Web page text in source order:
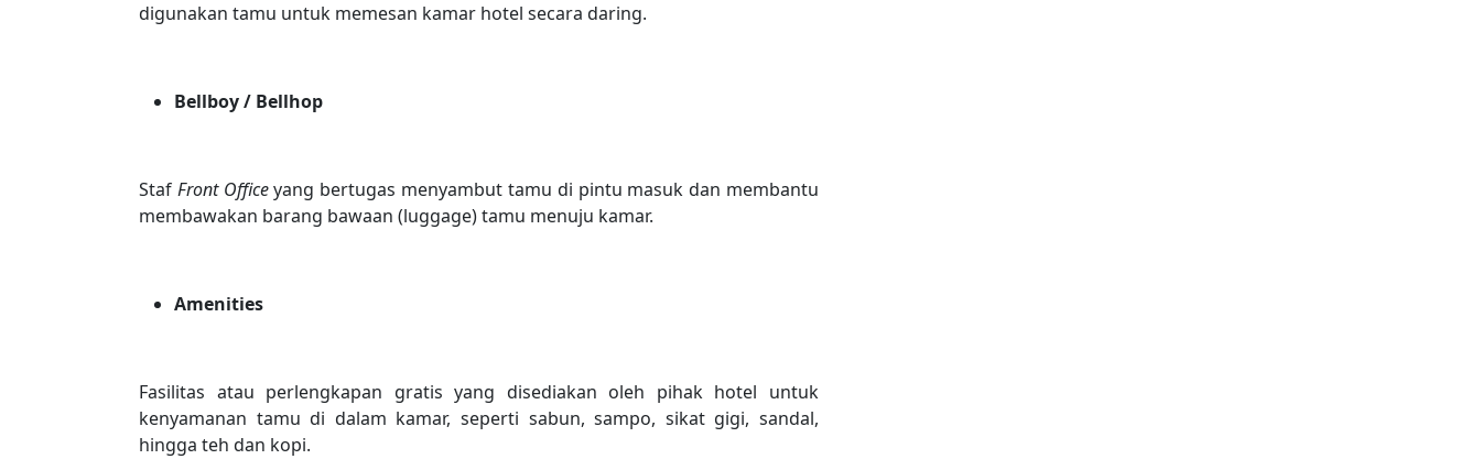
digunakan tamu untuk memesan kamar hotel secara daring.
Bellboy / Bellhop
Staf Front Officeyang bertugas menyambut tamu di pintu masuk dan membantu
membawakan barang bawaan (luggage) tamu menuju kamar.
Amenities
Fasilitas atau perlengkapan gratis yang disediakan oleh pihak hotel untuk
kenyamanan tamu di dalam kamar, seperti sabun, sampo, sikat gigi, sandal,
hingga teh dan kopi.